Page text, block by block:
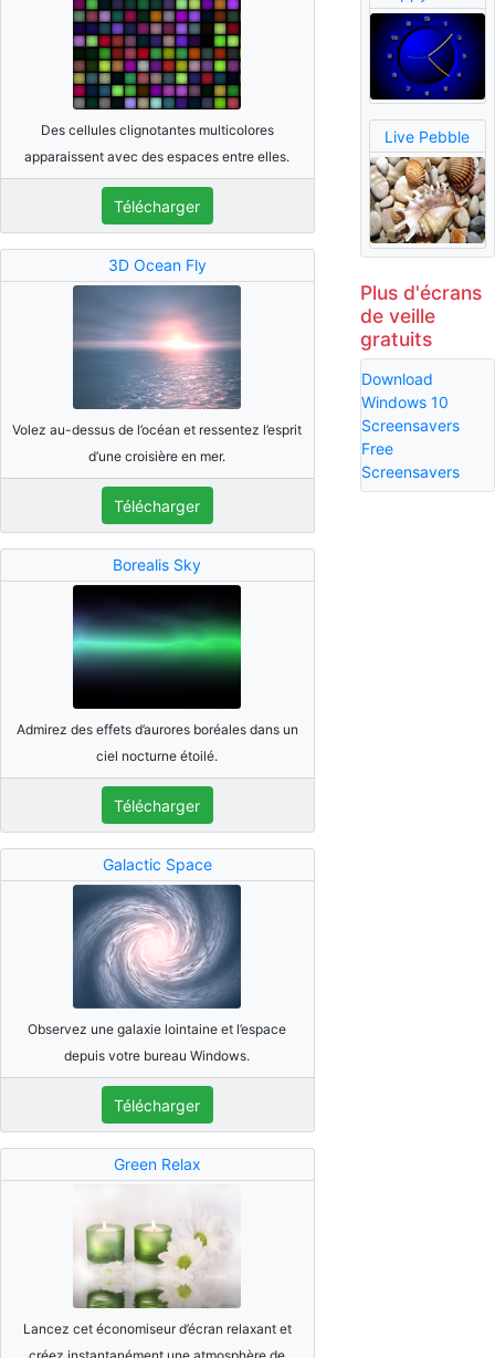
Des cellules clignotantes multicolores
apparaissent avec des espaces entre elles.
Télécharger
3D Ocean Fly
Volez au-dessus de l’océan et ressentez l’esprit
d’une croisière en mer.
Télécharger
Borealis Sky
Admirez des effets d’aurores boréales dans un
ciel nocturne étoilé.
Télécharger
Galactic Space
Observez une galaxie lointaine et l’espace
depuis votre bureau Windows.
Télécharger
Green Relax
Lancez cet économiseur d’écran relaxant et
Live Pebble
Plus d'écrans
de veille
gratuits
Download
Windows 10
Screensavers
Free
Screensavers